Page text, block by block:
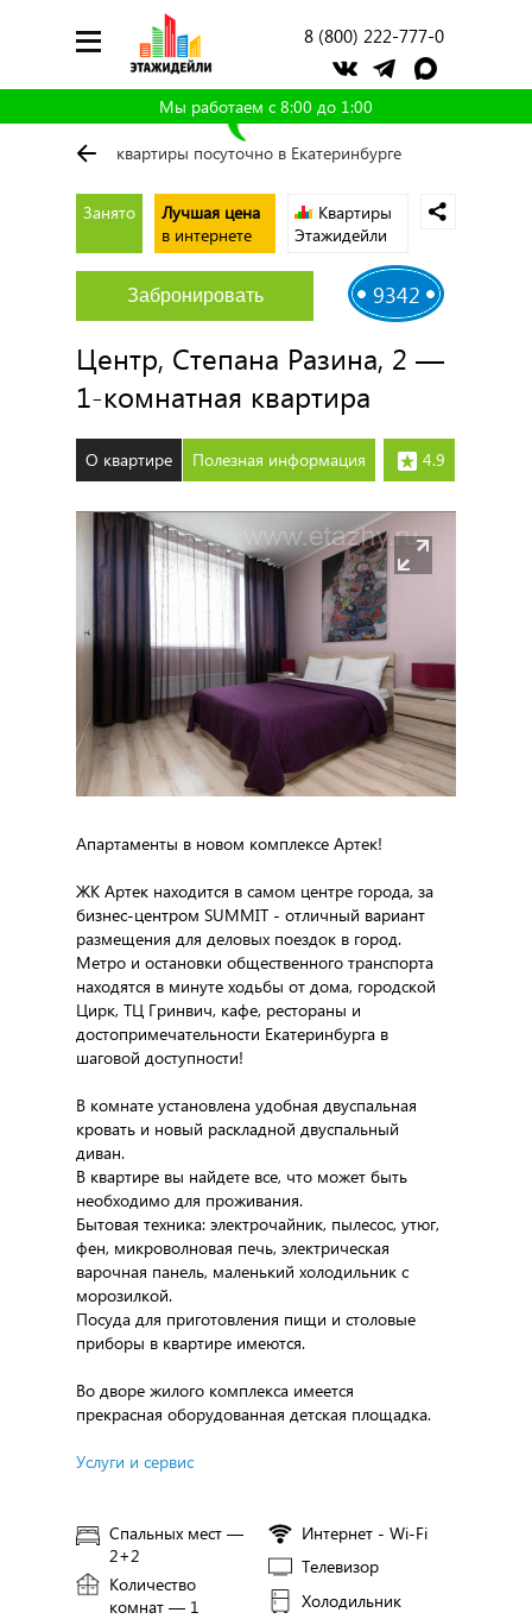
8 (800) 222-777-0
Мы работаем с 8:00 до 1:00
квартиры посуточно в Екатеринбурге
Занято
Лучшая цена
в интернете
Квартиры
Этажидейли
9342
Забронировать
Центр, Степана Разина, 2 —
1-комнатная квартира
О квартире Полезная информация 4.9
Апартаменты в новом комплексе Артек!
ЖК Артек находится в самом центре города, за
бизнес-центром SUMMIT - отличный вариант
размещения для деловых поездок в город.
Метро и остановки общественного транспорта
находятся в минуте ходьбы от дома, городской
Цирк, ТЦ Гринвич, кафе, рестораны и
достопримечательности Екатеринбурга в
шаговой доступности!
В комнате установлена удобная двуспальная
кровать и новый раскладной двуспальный
диван.
В квартире вы найдете все, что может быть
необходимо для проживания.
Бытовая техника: электрочайник, пылесос, утюг,
фен, микроволновая печь, электрическая
варочная панель, маленький холодильник с
морозилкой.
Посуда для приготовления пищи и столовые
приборы в квартире имеются.
Во дворе жилого комплекса имеется
прекрасная оборудованная детская площадка.
Услуги и сервис
Спальных мест —
2+2
Количество
комнат — 1
Интернет - Wi-Fi
Телевизор
Холодильник